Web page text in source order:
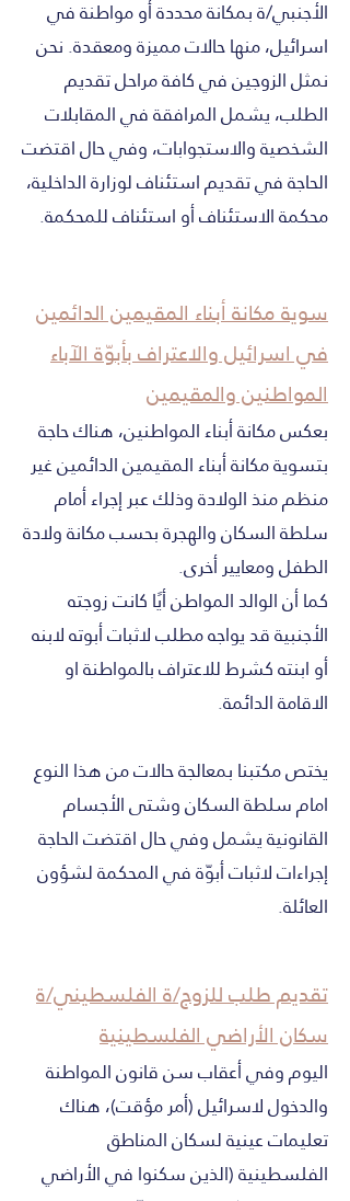
الأجنبي/ة بمكانة محددة أو مواطنة في
اسرائيل، منها حالات مميزة ومعقدة. نحن
نمثل الزوجين في كافة مراحل تقديم
الطلب، يشمل المرافقة في المقابلات
الشخصية والاستجوابات، وفي حال اقتضت
الحاجة في تقديم استئناف لوزارة الداخلية،
محكمة الاستئناف أو استئناف للمحكمة.
سوية مكانة أبناء المقيمين الدائمين
في اسرائيل والاعتراف بأبوّة الآباء
المواطنين والمقيمين
بعكس مكانة أبناء المواطنين، هناك حاجة
بتسوية مكانة أبناء المقيمين الدائمين غير
منظم منذ الولادة وذلك عبر إجراء أمام
سلطة السكان والهجرة بحسب مكانة ولادة
الطفل ومعايير أخرى.
كما أن الوالد المواطن أيًا كانت زوجته
الأجنبية قد يواجه مطلب لاثبات أبوته لابنه
أو ابنته كشرط للاعتراف بالمواطنة او
الاقامة الدائمة.
يختص مكتبنا بمعالجة حالات من هذا النوع
امام سلطة السكان وشتى الأجسام
القانونية يشمل وفي حال اقتضت الحاجة
إجراءات لاثبات أبوّة في المحكمة لشؤون
العائلة.
تقديم طلب للزوج/ة الفلسطيني/ة
سكان الأراضي الفلسطينية
اليوم وفي أعقاب سن قانون المواطنة
والدخول لاسرائيل (أمر مؤقت)، هناك
تعليمات عينية لسكان المناطق
الفلسطينية (الذين سكنوا في الأراضي